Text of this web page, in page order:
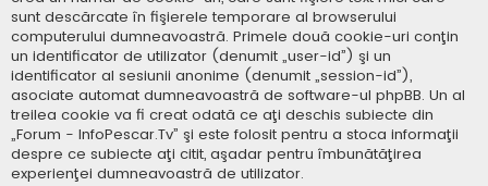
sunt descărcate în fişierele temporare al browserului
computerului dumneavoastră. Primele două cookie-uri conţin
un identificator de utilizator (denumit „user-id”) şi un
identificator al sesiunii anonime (denumit „session-id”),
asociate automat dumneavoastră de software-ul phpBB. Un al
treilea cookie va fi creat odată ce aţi deschis subiecte din
„Forum - InfoPescar.Tv” şi este folosit pentru a stoca informaţii
despre ce subiecte aţi citit, aşadar pentru îmbunătăţirea
experienţei dumneavoastră de utilizator.